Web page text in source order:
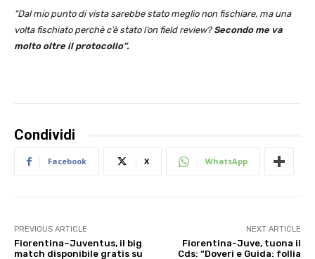
“Dal mio punto di vista sarebbe stato meglio non fischiare, ma una
volta fischiato perchè c’è stato l’on field review?Secondo me va
molto oltre il protocollo”.
Condividi
Facebook X WhatsApp
PREVIOUS ARTICLE
Fiorentina–Juventus, il big
match disponibile gratis su
NEXT ARTICLE
Fiorentina-Juve, tuona il
Cds: “Doveri e Guida: follia